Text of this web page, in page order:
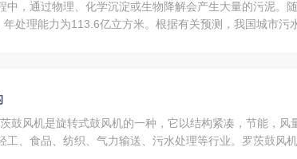
中，通过物理、化学沉淀或生物降解会产生大量的污泥
处理能力为113.6亿立方米。根据有关预测，我国城市
鼓风机是旋转式鼓风机的一种，它以结构紧凑，节能，
工、食品、纺织、气力输送、污水处理等行业。罗茨鼓